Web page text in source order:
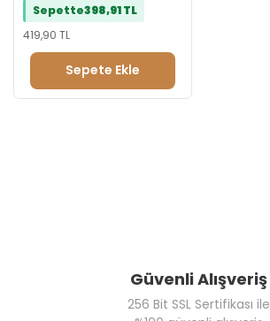
Sepette398,91 TL
419,90 TL
Sepete Ekle
Güvenli Alışveriş
256 Bit SSL Sertifikası ile
Tebrik Reyonu
Doğum Günü Reyonu
Evlilik Teklifi Reyonu